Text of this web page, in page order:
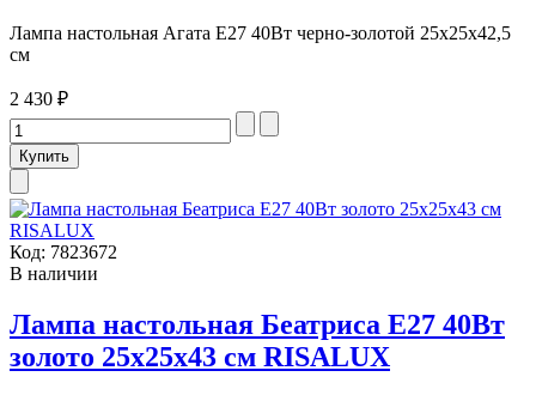
Лампа настольная Агата E27 40Вт черно-золотой 25х25х42,5
см
2 430 ₽
Код: 7823672
В наличии
Лампа настольная Беатриса E27 40Вт
золото 25х25х43 см RISALUX